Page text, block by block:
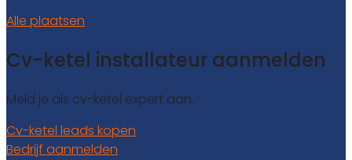
Alle plaatsen
Cv-ketel installateur aanmelden
Meld je als cv-ketel expert aan.
Cv-ketel leads kopen
Bedrijf aanmelden